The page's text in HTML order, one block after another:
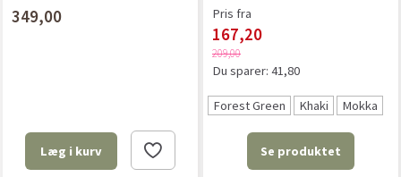
349,00
Læg i kurv
Pris fra
167,20
209,00
Du sparer: 41,80
Forest Green Khaki Mokka
Se produktet